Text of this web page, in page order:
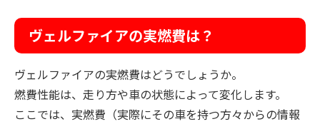
ヴェルファイアの実燃費は？
ヴェルファイアの実燃費はどうでしょうか。
燃費性能は、走り方や車の状態によって変化します。
ここでは、実燃費（実際にその車を持つ方々からの情報